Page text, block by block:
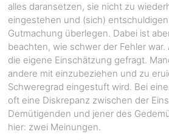
alles daransetzen, sie nicht zu
eingestehen und (sich)
Gutmachung überlegen. Dabei ist
beachten, wie schwer der Fehler
die eigene Einschätzung gefragt.
andere mit einzubeziehen und zu
Schweregrad eingestuft wird. Bei
oft eine Diskrepanz zwischen der
Demütigenden und jener des
hier: zwei Meinungen.